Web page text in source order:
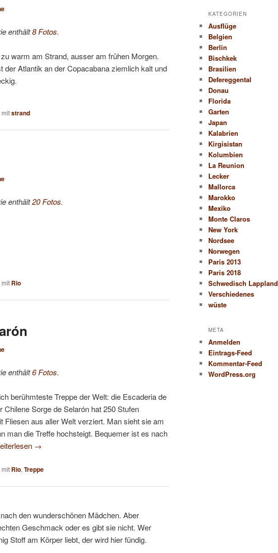
enthält8 Fotos.
warm am Strand, ausser am frühen Morgen.
der Atlantik an der Copacabana ziemlich kalt und
mitstrand
enthält20 Fotos.
mit Rio
enthält6 Fotos.
berühmteste Treppe der Welt: die Escaderia de
Chilene Sorge de Selarón hat 250 Stufen
Fliesen aus aller Welt verziert. Man sieht sie am
man die Treffe hochsteigt. Bequemer ist es nach
→
mit Rio, Treppe
den wunderschönen Mädchen. Aber
Geschmack oder es gibt sie nicht. Wer
Stoff am Körper liebt, der wird hier fündig.
KATEGORIEN
Ausflüge
Belgien
Berlin
Bischkek
Brasilien
Defereggental
Donau
Florida
Garten
Japan
Kalabrien
Kirgisistan
Kolumbien
La Reunion
Lecker
Mallorca
Marokko
Mexiko
Monte Claros
New York
Nordsee
Norwegen
Paris 2013
Paris 2018
Schwedisch Lappland
Verschiedenes
wüste
META
Anmelden
Eintrags-Feed
Kommentar-Feed
WordPress.org